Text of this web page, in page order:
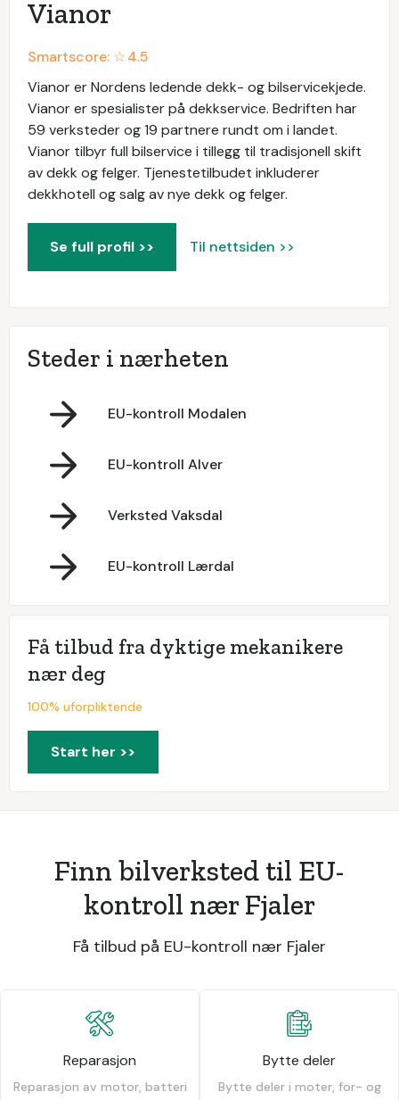
Vianor
Smartscore: ☆4.5
Vianor er Nordens ledende dekk- og bilservicekjede.
Vianor er spesialister på dekkservice. Bedriften har
59 verksteder og 19 partnere rundt om i landet.
Vianor tilbyr full bilservice i tillegg til tradisjonell skift
av dekk og felger. Tjenestetilbudet inkluderer
dekkhotell og salg av nye dekk og felger.
Se full profil >> Til nettsiden >>
Steder i nærheten
EU-kontroll Modalen
EU-kontroll Alver
Verksted Vaksdal
EU-kontroll Lærdal
Få tilbud fra dyktige mekanikere
nær deg
100% uforpliktende
Start her >>
Finn bilverksted til EU-
kontroll nær Fjaler
Få tilbud på EU-kontroll nær Fjaler
Reparasjon
Reparasjon av motor, batteri
Bytte deler
Bytte deler i moter, for- og